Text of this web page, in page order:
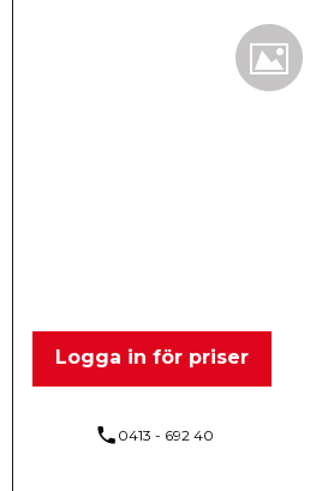
Logga in för priser
phone 0413 - 692 40